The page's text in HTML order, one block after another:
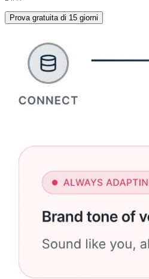
Prova gratuita di 15 giorni